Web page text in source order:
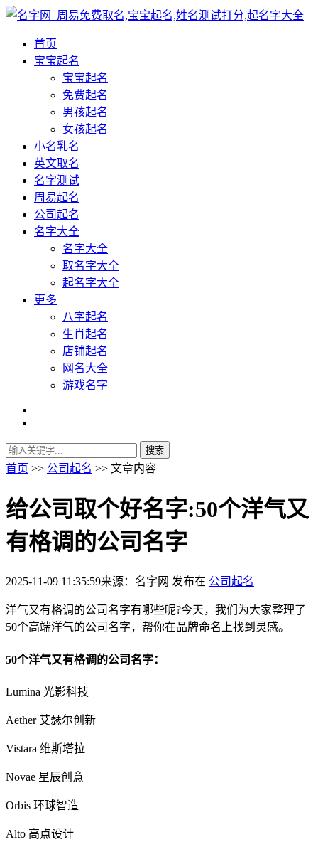
首页
宝宝起名
宝宝起名
免费起名
男孩起名
女孩起名
小名乳名
英文取名
名字测试
周易起名
公司起名
名字大全
名字大全
取名字大全
起名字大全
更多
八字起名
生肖起名
店铺起名
网名大全
游戏名字
首页 >> 公司起名 >> 文章内容
给公司取个好名字:50个洋气又
有格调的公司名字
2025-11-09 11:35:59来源：名字网 发布在 公司起名
洋气又有格调的公司名字有哪些呢?今天，我们为大家整理了
50个高端洋气的公司名字，帮你在品牌命名上找到灵感。
50个洋气又有格调的公司名字：
Lumina 光影科技
Aether 艾瑟尔创新
Vistara 维斯塔拉
Novae 星辰创意
Orbis 环球智造
Alto 高点设计